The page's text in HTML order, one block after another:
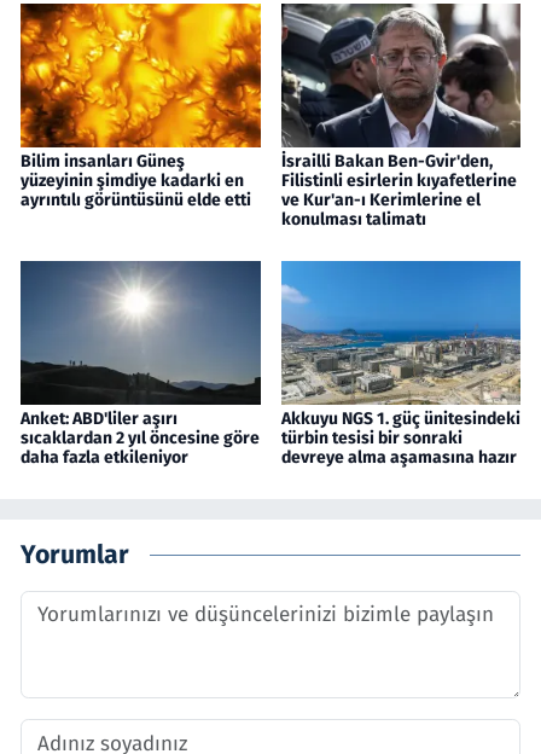
Bilim insanları Güneş
yüzeyinin şimdiye kadarki en
ayrıntılı görüntüsünü elde etti
İsrailli Bakan Ben-Gvir'den,
Filistinli esirlerin kıyafetlerine
ve Kur'an-ı Kerimlerine el
konulması talimatı
Anket: ABD'liler aşırı
sıcaklardan 2 yıl öncesine göre
daha fazla etkileniyor
Akkuyu NGS 1. güç ünitesindeki
türbin tesisi bir sonraki
devreye alma aşamasına hazır
Yorumlar